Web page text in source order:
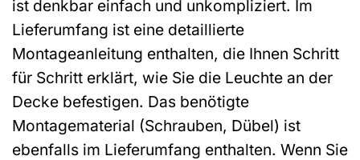
ist denkbar einfach und unkompliziert. Im
Lieferumfang ist eine detaillierte
Montageanleitung enthalten, die Ihnen Schritt
für Schritt erklärt, wie Sie die Leuchte an der
Decke befestigen. Das benötigte
Montagematerial (Schrauben, Dübel) ist
ebenfalls im Lieferumfang enthalten. Wenn Sie